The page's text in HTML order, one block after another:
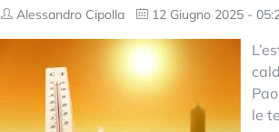
Alessandro Cipolla 12 Giugno 2025 -
le